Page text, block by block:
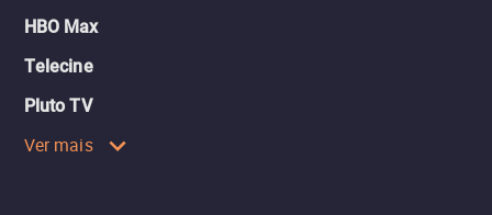
HBO Max
Telecine
Pluto TV
Ver mais